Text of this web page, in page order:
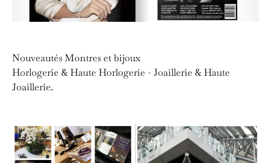
Nouveautés Montres et bijoux
Horlogerie & Haute Horlogerie - Joaillerie & Haute
Joaillerie.